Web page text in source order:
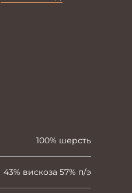
100% шерсть
43% вискоза 57% п/э